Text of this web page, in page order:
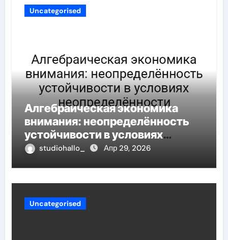
Uncategorised
Алгебраическая экономика
внимания: неопределённость
устойчивости в условиях
неопределённости
studiohallo_ Апр 29, 2026
Uncategorised